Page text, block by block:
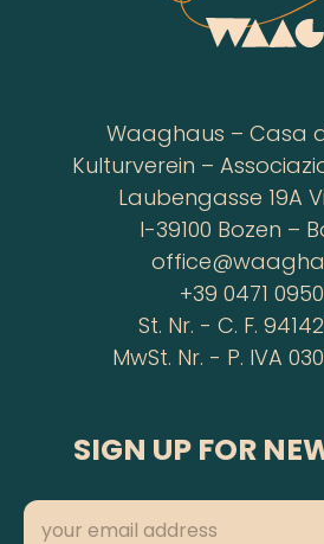
Waaghaus – Casa
Kulturverein –
Laubengasse 19A
I-39100 Bozen –
+39 0471
St. Nr. - C. F.
MwSt. Nr. - P. IVA
SIGN UP FOR